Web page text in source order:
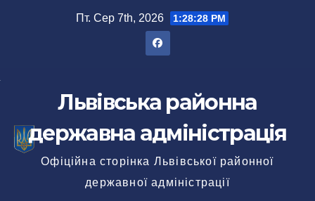
Пт. Сер 7th, 2026 1:28:28 PM
Львівська районна
державна адміністрація
Офіційна сторінка Львівської районної
державної адміністрації